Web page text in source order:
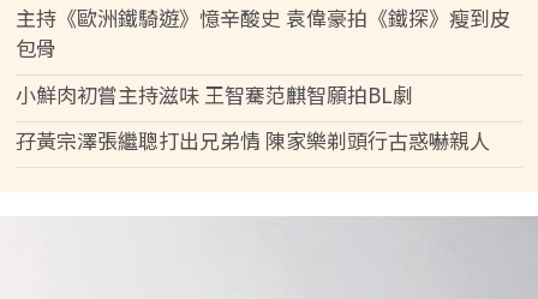
主持《歐洲鐵騎遊》憶辛酸史 袁偉豪拍《鐵探》瘦到皮
包骨
小鮮肉初嘗主持滋味 王智騫范麒智願拍BL劇
孖黃宗澤張繼聰打出兄弟情 陳家樂剃頭行古惑嚇親人